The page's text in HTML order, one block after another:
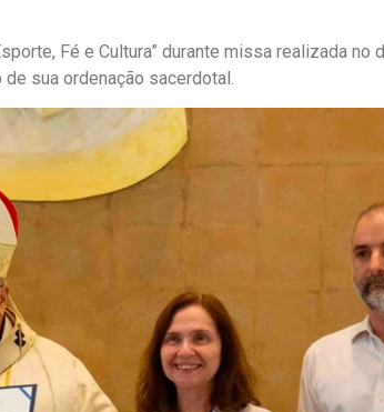
Fé e Cultura” durante missa realizada no
sua ordenação sacerdotal.